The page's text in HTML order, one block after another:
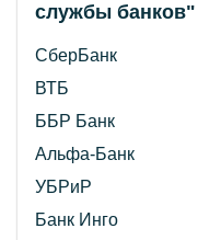
службы банков"
СберБанк
ВТБ
ББР Банк
Альфа-Банк
УБРиР
Банк Инго